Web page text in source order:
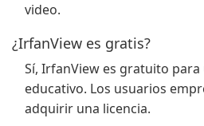
video.
¿IrfanView es gratis?
Sí, IrfanView es gratuito
educativo. Los usuarios
adquirir una licencia.